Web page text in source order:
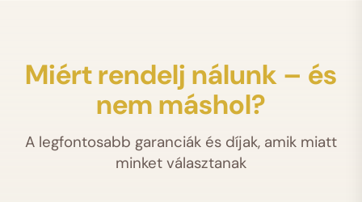
Miért rendelj nálunk – és
nem máshol?
A legfontosabb garanciák és díjak, amik miatt
minket választanak